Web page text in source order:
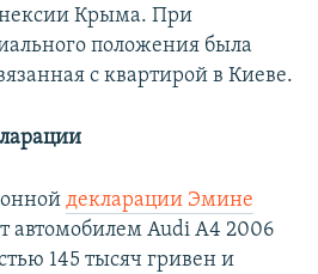
Крыма. При
положения была
с квартирой в Киеве.
декларации Эмине
автомобилем Audi А4 2006
145 тысяч гривен и